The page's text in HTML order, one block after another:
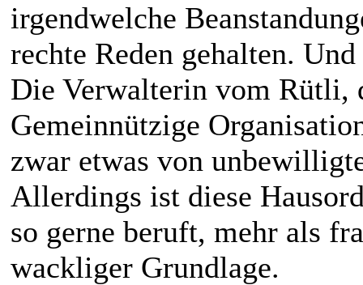
irgendwelche
rechte Reden gehalten.
Die Verwalterin vom Rütli,
Gemeinnützige
zwar etwas von
Allerdings ist diese
so gerne beruft, mehr als
wackliger Grundlage.